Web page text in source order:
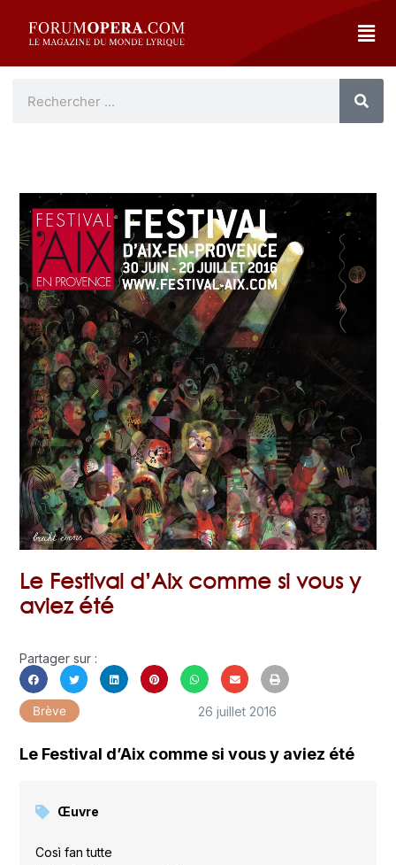
Le Festival d’Aix comme si vous y
aviez été
Partager sur :
Brève 26 juillet 2016
Le Festival d’Aix comme si vous y aviez été
Œuvre
Così fan tutte